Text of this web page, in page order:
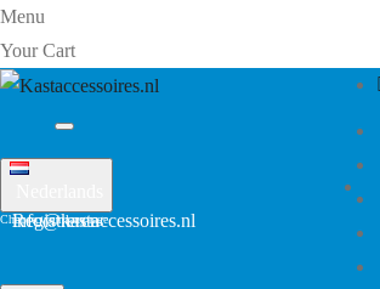
Menu
Your Cart
info@kastaccessoires.nl
Registreren